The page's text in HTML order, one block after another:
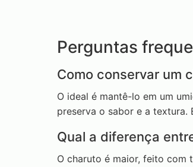
Perguntas
Como conservar um
O ideal é mantê-lo em um
preserva o sabor e a
Qual a diferença
O charuto é maior, feito com